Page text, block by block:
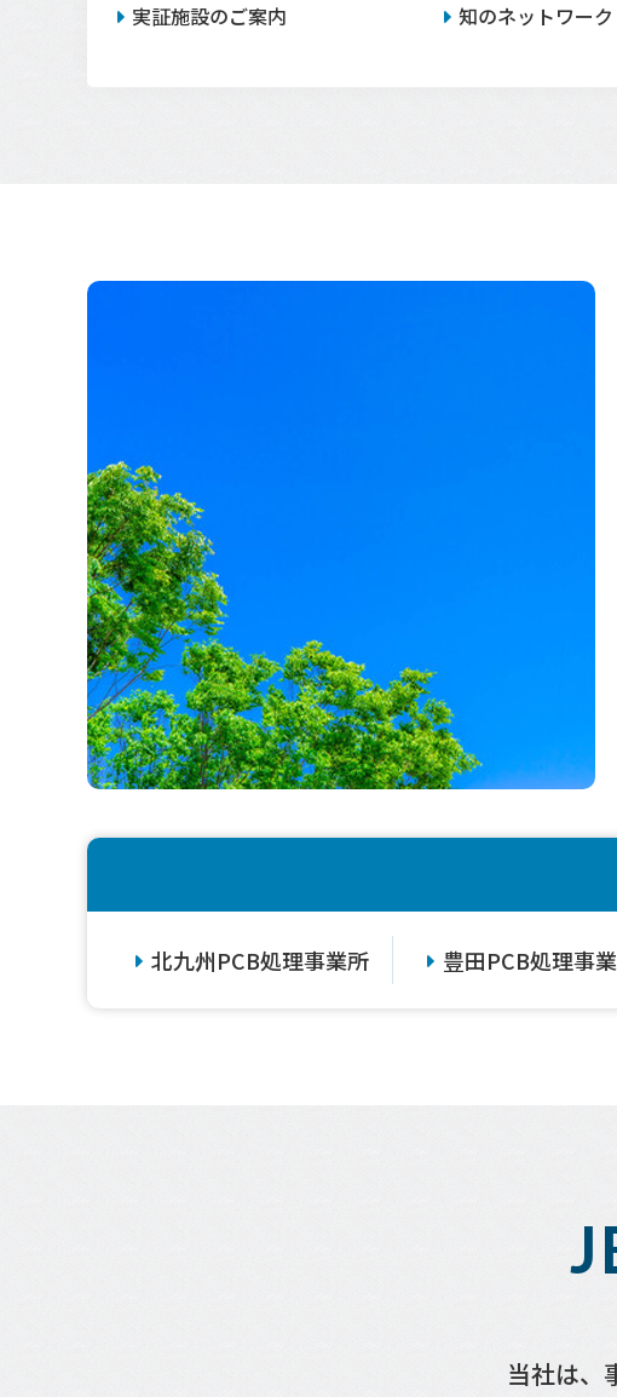
実証施設のご案内
知のネットワーク
北九州PCB処理事業所 豊田PCB処理事
当社は、